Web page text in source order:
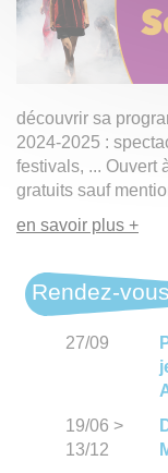
découvrir sa
2024-2025 :
festivals, ... Ouvert
gratuits sauf
en savoir plus +
Rendez-vous
27/09
19/06 >
13/12